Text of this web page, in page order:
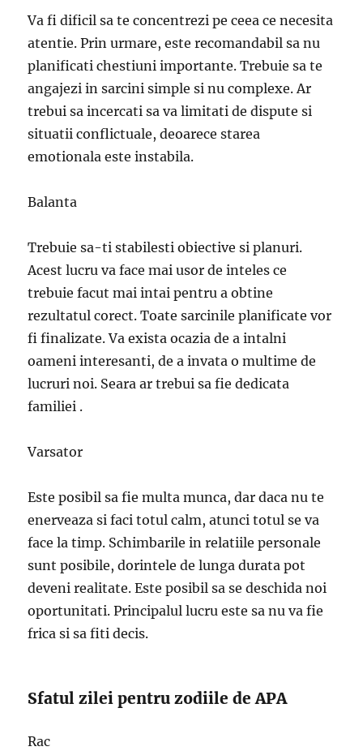
Va fi dificil sa te concentrezi pe ceea ce necesita
atentie. Prin urmare, este recomandabil sa nu
planificati chestiuni importante. Trebuie sa te
angajezi in sarcini simple si nu complexe. Ar
trebui sa incercati sa va limitati de dispute si
situatii conflictuale, deoarece starea
emotionala este instabila.
Balanta
Trebuie sa-ti stabilesti obiective si planuri.
Acest lucru va face mai usor de inteles ce
trebuie facut mai intai pentru a obtine
rezultatul corect. Toate sarcinile planificate vor
fi finalizate. Va exista ocazia de a intalni
oameni interesanti, de a invata o multime de
lucruri noi. Seara ar trebui sa fie dedicata
familiei .
Varsator
Este posibil sa fie multa munca, dar daca nu te
enerveaza si faci totul calm, atunci totul se va
face la timp. Schimbarile in relatiile personale
sunt posibile, dorintele de lunga durata pot
deveni realitate. Este posibil sa se deschida noi
oportunitati. Principalul lucru este sa nu va fie
frica si sa fiti decis.
Sfatul zilei pentru zodiile de APA
Rac